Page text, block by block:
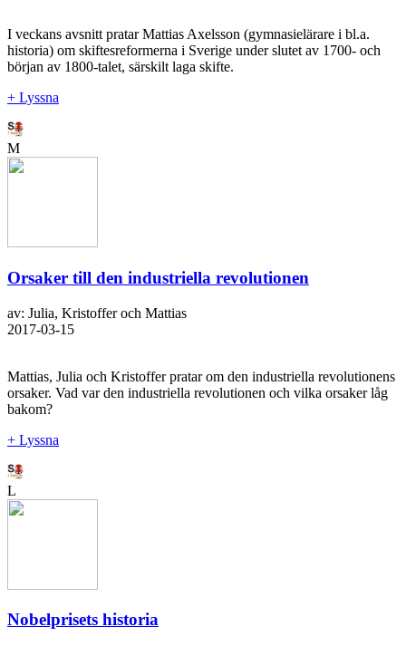
I veckans avsnitt pratar Mattias Axelsson (gymnasielärare i bl.a.
historia) om skiftesreformerna i Sverige under slutet av 1700- och
början av 1800-talet, särskilt laga skifte.
+ Lyssna
M
Orsaker till den industriella revolutionen
av: Julia, Kristoffer och Mattias
2017-03-15
Mattias, Julia och Kristoffer pratar om den industriella revolutionens
orsaker. Vad var den industriella revolutionen och vilka orsaker låg
bakom?
+ Lyssna
L
Nobelprisets historia